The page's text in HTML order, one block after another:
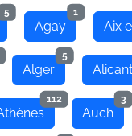
5
Agay
1
Aix
Alger
5
112
Auch
3